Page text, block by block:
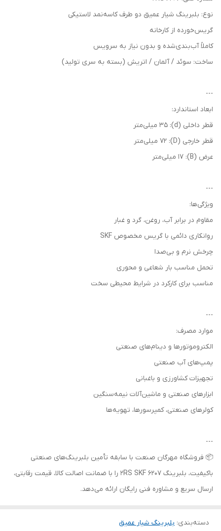
نوع: بلبرینگ شیار عمیق دو طرف کاسه‌نمد لاستیکی
گریس‌خورده از کارخانه
کاملاً آب‌بندی‌شده و بدون نیاز به سرویس
ساخت: سوئد / آلمان / اتریش (بسته به سری تولید)
---
ابعاد استاندارد:
قطر داخلی (d): 35 میلی‌متر
قطر خارجی (D): 72 میلی‌متر
عرض (B): 17 میلی‌متر
---
ویژگی‌ها:
مقاوم در برابر آب، روغن، گرد و غبار
روانکاری دائمی با گریس مخصوص SKF
چرخش نرم و بی‌صدا
تحمل مناسب بار شعاعی و محوری
مناسب برای کارکرد در شرایط محیطی سخت
---
موارد مصرف:
الکتروموتورها و دینام‌های صنعتی
پمپ‌های آب صنعتی
تجهیزات کشاورزی و باغبانی
ابزارهای صنعتی و ماشین‌آلات نیمه‌سنگین
کولرهای صنعتی، کمپرسورها، تهویه‌ها
---
📦 فروشگاه مهرگان صنعت با سابقه تأمین بلبرینگ‌های صنعتی
باکیفیت، بلبرینگ 6207 2RS SKF را با ضمانت اصالت کالا، قیمت رقابتی،
ارسال سریع و مشاوره فنی رایگان ارائه می‌دهد.
دسته‌بندی: بلبرینگ شیار عمیق